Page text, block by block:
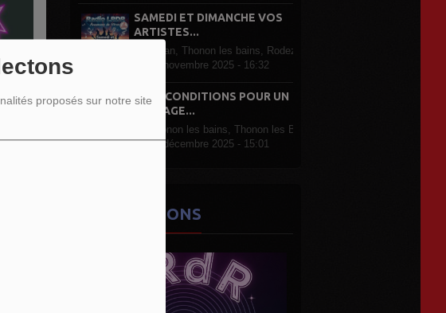
proposés sur notre site
SAMEDI ET DIMANCHE VOS
ARTISTES...
Evian, Thonon les bains, Rodez Paris, partout en France
07 novembre 2025 - 16:32
LRDR CONDITIONS POUR UN
PASSAGE...
Thonon les bains, Thonon les Bains
07 décembre 2025 - 15:01
LES ÉMISSIONS